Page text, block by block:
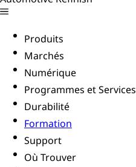
Produits
Marchés
Numérique
Programmes et Services
Durabilité
Formation
Support
Où Trouver